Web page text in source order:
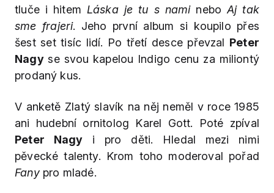
tluče i hitem Láska je tu s namineboAj tak
sme frajeri. Jeho první album si koupilo přes
šest set tisíc lidí. Po třetí desce převzal Peter
Nagyse svou kapelou Indigo cenu za miliontý
prodaný kus.
V anketě Zlatý slavík na něj neměl v roce 1985
ani hudební ornitolog Karel Gott. Poté zpíval
Peter Nagy i pro děti. Hledal mezi nimi
pěvecké talenty. Krom toho moderoval pořad
Fanypro mladé.